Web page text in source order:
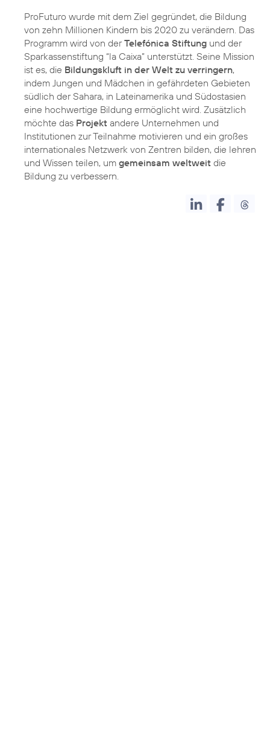
ProFuturo wurde mit dem Ziel gegründet, die Bildung
von zehn Millionen Kindern bis 2020 zu verändern. Das
Programm wird von derTelefónica Stiftung und der
Sparkassenstiftung “la Caixa” unterstützt. Seine Mission
ist es, die Bildungskluft in der Welt zu verringern,
indem Jungen und Mädchen in gefährdeten Gebieten
südlich der Sahara, in Lateinamerika und Südostasien
eine hochwertige Bildung ermöglicht wird. Zusätzlich
möchte das Projekt andere Unternehmen und
Institutionen zur Teilnahme motivieren und ein großes
internationales Netzwerk von Zentren bilden, die lehren
und Wissen teilen, um gemeinsam weltweit die
Bildung zu verbessern.